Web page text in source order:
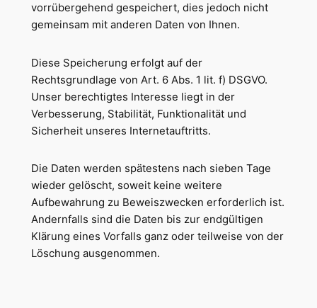
vorrübergehend gespeichert, dies jedoch nicht
gemeinsam mit anderen Daten von Ihnen.
Diese Speicherung erfolgt auf der
Rechtsgrundlage von Art. 6 Abs. 1 lit. f) DSGVO.
Unser berechtigtes Interesse liegt in der
Verbesserung, Stabilität, Funktionalität und
Sicherheit unseres Internetauftritts.
Die Daten werden spätestens nach sieben Tage
wieder gelöscht, soweit keine weitere
Aufbewahrung zu Beweiszwecken erforderlich ist.
Andernfalls sind die Daten bis zur endgültigen
Klärung eines Vorfalls ganz oder teilweise von der
Löschung ausgenommen.